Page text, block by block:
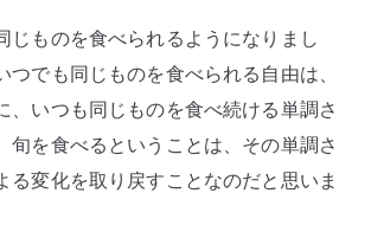
じものを食べられるようになりまし
つでも同じものを食べられる自由は、
、いつも同じものを食べ続ける単調さ
旬を食べるということは、その単調さ
る変化を取り戻すことなのだと思いま